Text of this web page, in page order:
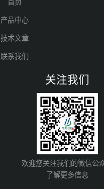
首页
产品中心
技术文章
联系我们
关注我们
欢迎您关注我们的微信公
了解更多信息